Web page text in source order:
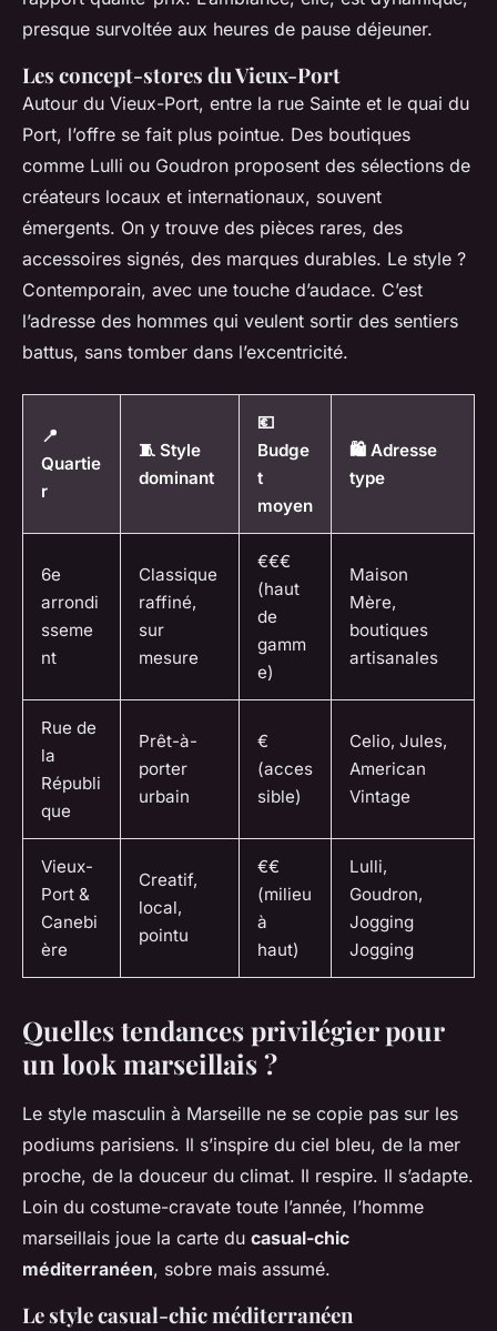
presque survoltée aux heures de pause déjeuner.
Les concept-stores du Vieux-Port
Autour du Vieux-Port, entre la rue Sainte et le quai du
Port, l’offre se fait plus pointue. Des boutiques
comme Lulli ou Goudron proposent des sélections de
créateurs locaux et internationaux, souvent
émergents. On y trouve des pièces rares, des
accessoires signés, des marques durables. Le style ?
Contemporain, avec une touche d’audace. C’est
l’adresse des hommes qui veulent sortir des sentiers
battus, sans tomber dans l’excentricité.
📍
Quartie
r
🧵 Style
dominant
💶
Budge
t
moyen
🛍️ Adresse
type
6e
arrondi
sseme
nt
Classique
raffiné,
sur
mesure
€€€
(haut
de
gamm
e)
Maison
Mère,
boutiques
artisanales
Rue de
la
Républi
que
Prêt-à-
porter
urbain
€
(acces
sible)
Celio, Jules,
American
Vintage
Vieux-
Port &
Canebi
ère
Creatif,
local,
pointu
€€
(milieu
à
haut)
Lulli,
Goudron,
Jogging
Jogging
Quelles tendances privilégier pour
un look marseillais ?
Le style masculin à Marseille ne se copie pas sur les
podiums parisiens. Il s’inspire du ciel bleu, de la mer
proche, de la douceur du climat. Il respire. Il s’adapte.
Loin du costume-cravate toute l’année, l’homme
marseillais joue la carte du casual-chic
méditerranéen, sobre mais assumé.
Le style casual-chic méditerranéen